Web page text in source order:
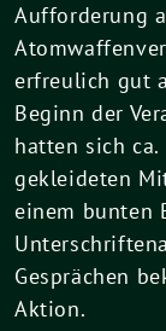
Aufforderung
erfreulich gut
Beginn der
hatten sich
gekleideten
einem bunten
Gesprächen
Aktion.